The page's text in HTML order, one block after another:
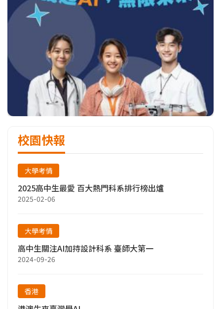
校園快報
大學考情
2025高中生最愛 百大熱門科系排行榜出爐
2025-02-06
大學考情
高中生關注AI加持設計科系 臺師大第一
2024-09-26
香港